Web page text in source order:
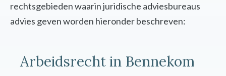
rechtsgebieden waarin juridische adviesbureaus
advies geven worden hieronder beschreven:
Arbeidsrecht in Bennekom